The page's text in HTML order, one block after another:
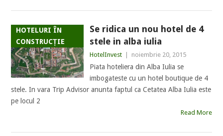
HOTELURI ÎN
CONSTRUCȚIE
Se ridica un nou hotel de 4
stele in alba iulia
HotelInvest noiembrie 20, 2015
Piata hoteliera din Alba Iulia se
imbogateste cu un hotel boutique de 4
stele. In vara Trip Advisor anunta faptul ca Cetatea Alba Iulia este
pe locul 2
Read More